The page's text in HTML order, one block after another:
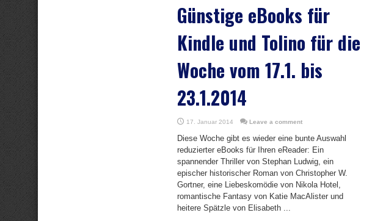
Günstige eBooks für
Kindle und Tolino für die
Woche vom 17.1. bis
23.1.2014
17. Januar 2014 Leave a comment
Diese Woche gibt es wieder eine bunte Auswahl
reduzierter eBooks für Ihren eReader: Ein
spannender Thriller von Stephan Ludwig, ein
epischer historischer Roman von Christopher W.
Gortner, eine Liebeskomödie von Nikola Hotel,
romantische Fantasy von Katie MacAlister und
heitere Spätzle von Elisabeth ...